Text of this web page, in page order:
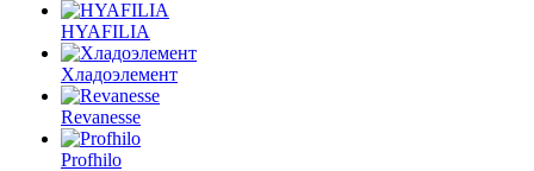
HYAFILIA
Хладоэлемент
Revanesse
Profhilo